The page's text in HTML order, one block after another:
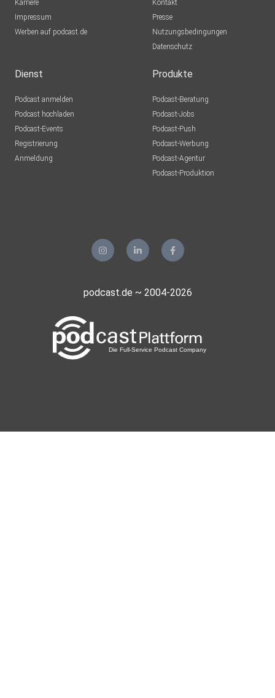
mluw9zmm
FLENSBURG
EstherR
Hameln
Karriere
Impressum
Werben auf podcast.de
Kontakt
Presse
Nutzungsbedingungen
Datenschutz
Dienst
Podcast anmelden
Podcast hochladen
Podcast-Events
Registrierung
Anmeldung
Produkte
Podcast-Beratung
Podcast-Jobs
Podcast-Push
Podcast-Werbung
Podcast-Agentur
Podcast-Produktion
podcast.de ~ 2004-2026